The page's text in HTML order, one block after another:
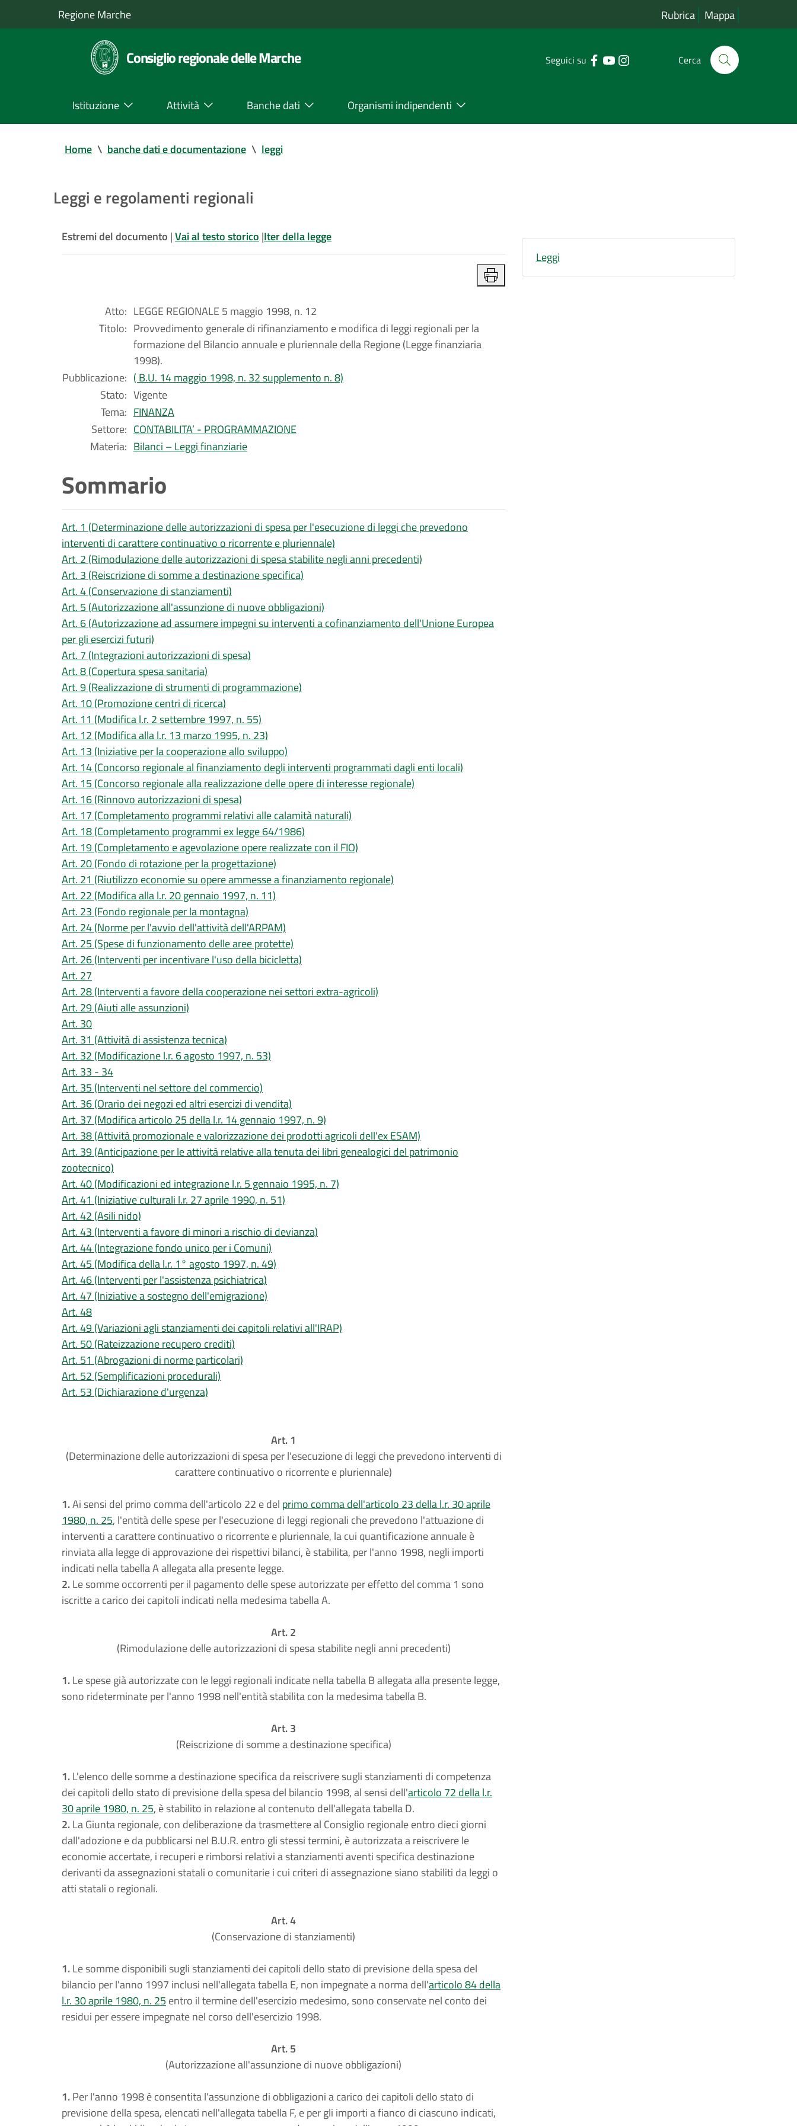
Regione Marche Rubrica Mappa
Consiglio regionale delle Marche Seguici su Cerca
Istituzione Attività Banche dati Organismi indipendenti
Home \ banche dati e documentazione \ leggi
Leggi e regolamenti regionali
Estremi del documento |Vai al testo storico |Iter della legge
Atto: LEGGE REGIONALE 5 maggio 1998, n. 12
Titolo: Provvedimento generale di rifinanziamento e modifica di leggi regionali per la
formazione del Bilancio annuale e pluriennale della Regione (Legge finanziaria
1998).
Pubblicazione: ( B.U. 14 maggio 1998, n. 32 supplemento n. 8)
Stato: Vigente
Tema: FINANZA
Settore: CONTABILITA’ - PROGRAMMAZIONE
Materia: Bilanci – Leggi finanziarie
Sommario
Art. 1 (Determinazione delle autorizzazioni di spesa per l'esecuzione di leggi che prevedono
interventi di carattere continuativo o ricorrente e pluriennale)
Art. 2 (Rimodulazione delle autorizzazioni di spesa stabilite negli anni precedenti)
Art. 3 (Reiscrizione di somme a destinazione specifica)
Art. 4 (Conservazione di stanziamenti)
Art. 5 (Autorizzazione all'assunzione di nuove obbligazioni)
Art. 6 (Autorizzazione ad assumere impegni su interventi a cofinanziamento dell'Unione Europea
per gli esercizi futuri)
Art. 7 (Integrazioni autorizzazioni di spesa)
Art. 8 (Copertura spesa sanitaria)
Art. 9 (Realizzazione di strumenti di programmazione)
Art. 10 (Promozione centri di ricerca)
Art. 11 (Modifica l.r. 2 settembre 1997, n. 55)
Art. 12 (Modifica alla l.r. 13 marzo 1995, n. 23)
Art. 13 (Iniziative per la cooperazione allo sviluppo)
Art. 14 (Concorso regionale al finanziamento degli interventi programmati dagli enti locali)
Art. 15 (Concorso regionale alla realizzazione delle opere di interesse regionale)
Art. 16 (Rinnovo autorizzazioni di spesa)
Art. 17 (Completamento programmi relativi alle calamità naturali)
Art. 18 (Completamento programmi ex legge 64/1986)
Art. 19 (Completamento e agevolazione opere realizzate con il FIO)
Art. 20 (Fondo di rotazione per la progettazione)
Art. 21 (Riutilizzo economie su opere ammesse a finanziamento regionale)
Art. 22 (Modifica alla l.r. 20 gennaio 1997, n. 11)
Art. 23 (Fondo regionale per la montagna)
Art. 24 (Norme per l'avvio dell'attività dell'ARPAM)
Art. 25 (Spese di funzionamento delle aree protette)
Art. 26 (Interventi per incentivare l'uso della bicicletta)
Art. 27
Art. 28 (Interventi a favore della cooperazione nei settori extra-agricoli)
Art. 29 (Aiuti alle assunzioni)
Art. 30
Art. 31 (Attività di assistenza tecnica)
Art. 32 (Modificazione l.r. 6 agosto 1997, n. 53)
Art. 33 - 34
Art. 35 (Interventi nel settore del commercio)
Art. 36 (Orario dei negozi ed altri esercizi di vendita)
Art. 37 (Modifica articolo 25 della l.r. 14 gennaio 1997, n. 9)
Art. 38 (Attività promozionale e valorizzazione dei prodotti agricoli dell'ex ESAM)
Art. 39 (Anticipazione per le attività relative alla tenuta dei libri genealogici del patrimonio
zootecnico)
Art. 40 (Modificazioni ed integrazione l.r. 5 gennaio 1995, n. 7)
Art. 41 (Iniziative culturali l.r. 27 aprile 1990, n. 51)
Art. 42 (Asili nido)
Art. 43 (Interventi a favore di minori a rischio di devianza)
Art. 44 (Integrazione fondo unico per i Comuni)
Art. 45 (Modifica della l.r. 1° agosto 1997, n. 49)
Art. 46 (Interventi per l'assistenza psichiatrica)
Art. 47 (Iniziative a sostegno dell'emigrazione)
Art. 48
Art. 49 (Variazioni agli stanziamenti dei capitoli relativi all'IRAP)
Art. 50 (Rateizzazione recupero crediti)
Art. 51 (Abrogazioni di norme particolari)
Art. 52 (Semplificazioni procedurali)
Art. 53 (Dichiarazione d'urgenza)
Art. 1
(Determinazione delle autorizzazioni di spesa per l'esecuzione di leggi che prevedono interventi di
carattere continuativo o ricorrente e pluriennale)
1.Ai sensi del primo comma dell'articolo 22 e del primo comma dell'articolo 23 della l.r. 30 aprile
1980, n. 25, l'entità delle spese per l'esecuzione di leggi regionali che prevedono l'attuazione di
interventi a carattere continuativo o ricorrente e pluriennale, la cui quantificazione annuale è
rinviata alla legge di approvazione dei rispettivi bilanci, è stabilita, per l'anno 1998, negli importi
indicati nella tabella A allegata alla presente legge.
2.Le somme occorrenti per il pagamento delle spese autorizzate per effetto del comma 1 sono
iscritte a carico dei capitoli indicati nella medesima tabella A.
Art. 2
(Rimodulazione delle autorizzazioni di spesa stabilite negli anni precedenti)
1.Le spese già autorizzate con le leggi regionali indicate nella tabella B allegata alla presente legge,
sono rideterminate per l'anno 1998 nell'entità stabilita con la medesima tabella B.
Art. 3
(Reiscrizione di somme a destinazione specifica)
1.L'elenco delle somme a destinazione specifica da reiscrivere sugli stanziamenti di competenza
dei capitoli dello stato di previsione della spesa del bilancio 1998, al sensi dell'articolo 72 della l.r.
30 aprile 1980, n. 25, è stabilito in relazione al contenuto dell'allegata tabella D.
2.La Giunta regionale, con deliberazione da trasmettere al Consiglio regionale entro dieci giorni
dall'adozione e da pubblicarsi nel B.U.R. entro gli stessi termini, è autorizzata a reiscrivere le
economie accertate, i recuperi e rimborsi relativi a stanziamenti aventi specifica destinazione
derivanti da assegnazioni statali o comunitarie i cui criteri di assegnazione siano stabiliti da leggi o
atti statali o regionali.
Art. 4
(Conservazione di stanziamenti)
1.Le somme disponibili sugli stanziamenti dei capitoli dello stato di previsione della spesa del
bilancio per l'anno 1997 inclusi nell'allegata tabella E, non impegnate a norma dell'articolo 84 della
l.r. 30 aprile 1980, n. 25 entro il termine dell'esercizio medesimo, sono conservate nel conto dei
residui per essere impegnate nel corso dell'esercizio 1998.
Art. 5
(Autorizzazione all'assunzione di nuove obbligazioni)
1.Per l'anno 1998 è consentita l'assunzione di obbligazioni a carico dei capitoli dello stato di
previsione della spesa, elencati nell'allegata tabella F, e per gli importi a fianco di ciascuno indicati,
Leggi